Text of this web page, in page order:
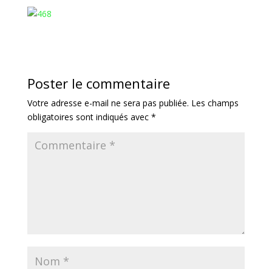
Poster le commentaire
Votre adresse e-mail ne sera pas publiée. Les champs
obligatoires sont indiqués avec *